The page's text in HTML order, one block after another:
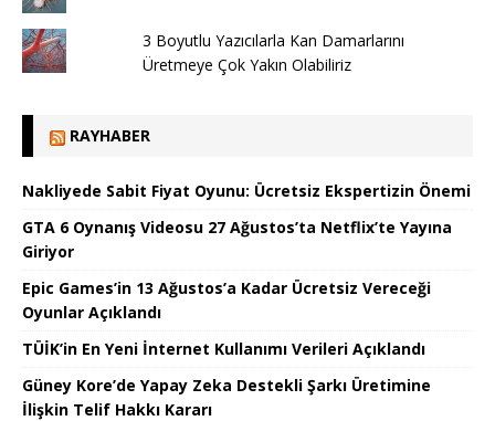
3 Boyutlu Yazıcılarla Kan Damarlarını
Üretmeye Çok Yakın Olabiliriz
RAYHABER
Nakliyede Sabit Fiyat Oyunu: Ücretsiz Ekspertizin Önemi
GTA 6 Oynanış Videosu 27 Ağustos’ta Netflix’te Yayına
Giriyor
Epic Games’in 13 Ağustos’a Kadar Ücretsiz Vereceği
Oyunlar Açıklandı
TÜİK’in En Yeni İnternet Kullanımı Verileri Açıklandı
Güney Kore’de Yapay Zeka Destekli Şarkı Üretimine
İlişkin Telif Hakkı Kararı